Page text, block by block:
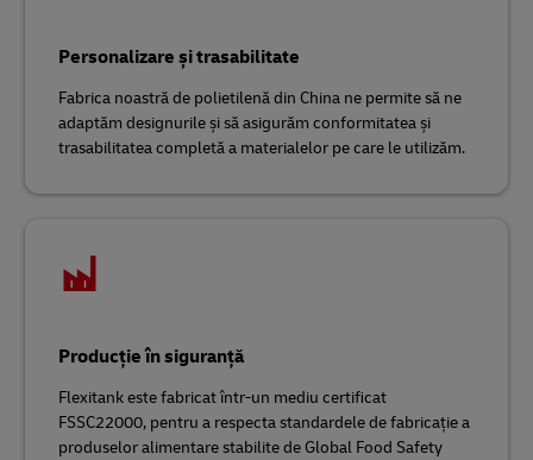
Personalizare și trasabilitate
Fabrica noastră de polietilenă din China ne permite să ne
adaptăm designurile și să asigurăm conformitatea și
trasabilitatea completă a materialelor pe care le utilizăm.
Producție în siguranță
Flexitank este fabricat într-un mediu certificat
FSSC22000, pentru a respecta standardele de fabricație a
produselor alimentare stabilite de Global Food Safety